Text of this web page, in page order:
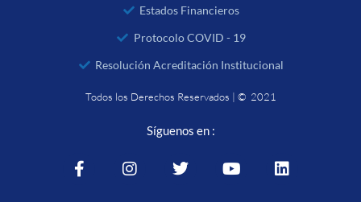
Estados Financieros
Protocolo COVID - 19
Resolución Acreditación Institucional
Todos los Derechos Reservados | © 2021
Síguenos en :